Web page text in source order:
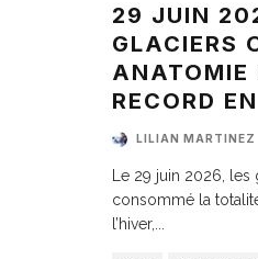
29 JUIN
GLACIERS
ANATOMIE
RECORD
LILIAN MARTINEZ
Le 29 juin 2026,
consommé la
l’hiver,